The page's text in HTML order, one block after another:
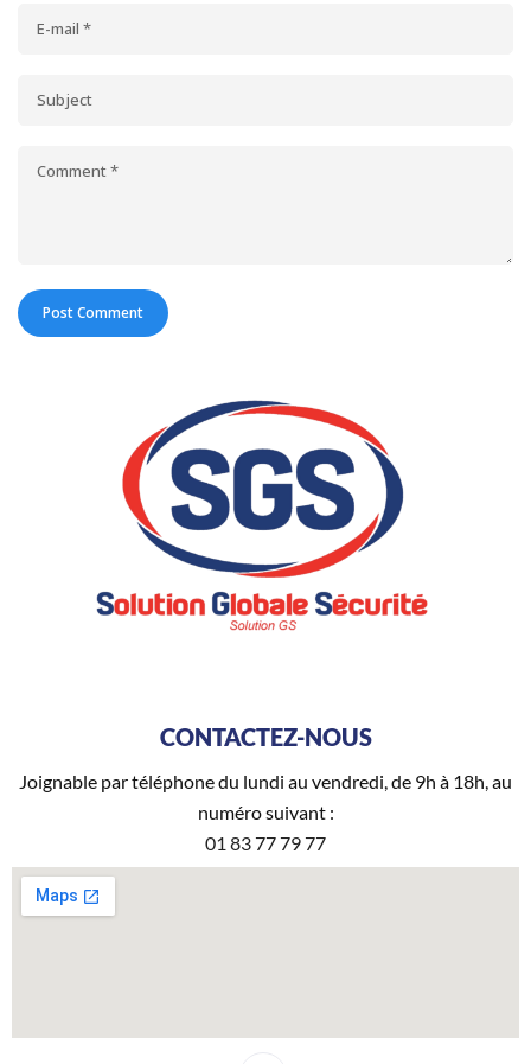
CONTACTEZ-NOUS
Joignable par téléphone du lundi au vendredi, de 9h à 18h, au
numéro suivant :
01 83 77 79 77